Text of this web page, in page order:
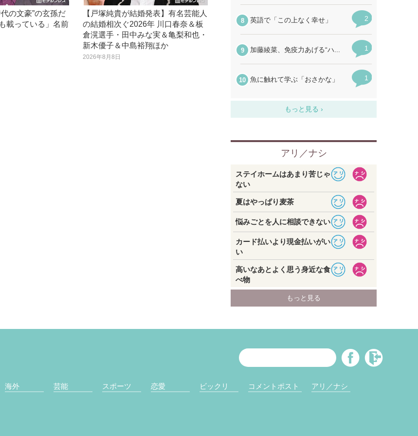
の文豪”の玄孫だ
載っている」名前
【戸塚純貴が結婚発表】有名芸能人
の結婚相次ぐ2026年 川口春奈＆板
倉滉選手・田中みな実＆亀梨和也・
新木優子＆中島裕翔ほか
2026年8月8日
海外 芸能 スポーツ 恋愛 ビックリ コメントポスト アリ／ナシ